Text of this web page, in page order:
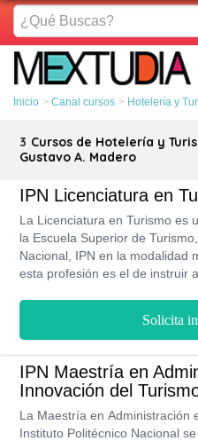
¿Qué
Buscas?
Inicio Canal cursos Hotelería y
3 Cursos de Hotelería y
Gustavo A. Madero
IPN Licenciatura en
La Licenciatura en Turismo es
la Escuela Superior de
Nacional, IPN en la modalidad
esta profesión es el de instruir
aspecto, político, económico y
una vez que egresa tiene una
MXN anuales, mientras que
pueden ganar $ 148,440 MXN
Solicita
IPN Maestría en
Innovación del
La Maestría en Administración
Instituto Politécnico Nacional